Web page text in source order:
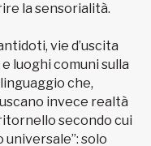
la sensorialità.
vie d’uscita
luoghi comuni sulla
che,
invece realtà
secondo cui
universale”: solo